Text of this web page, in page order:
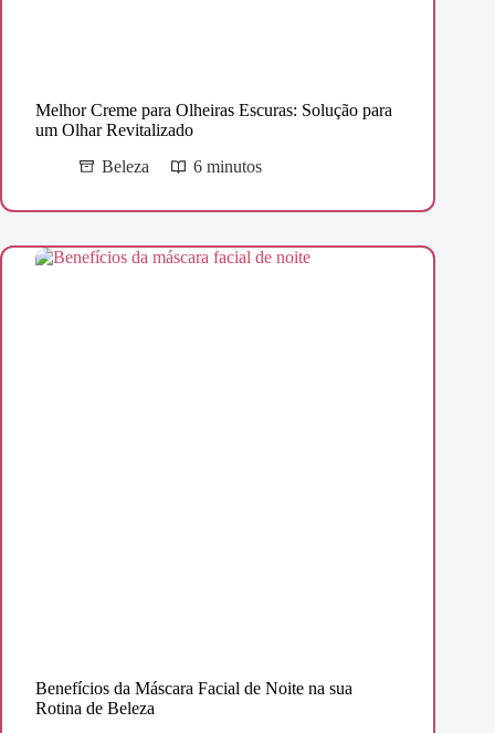
Melhor Creme para Olheiras Escuras: Solução para
um Olhar Revitalizado
Beleza
6 minutos
Benefícios da Máscara Facial de Noite na sua
Rotina de Beleza